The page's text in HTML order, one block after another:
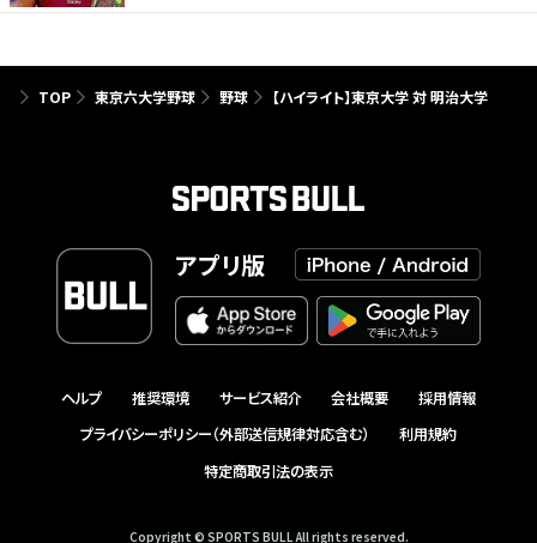
TOP 東京六大学野球 野球 【ハイライト】東京大学 対 明治大学
アプリ版
ヘルプ 推奨環境 サービス紹介 会社概要
採用情報
プライバシーポリシー（外部送信規律対応含む）
利用規約
特定商取引法の表示
Copyright © SPORTS BULL All rights reserved.